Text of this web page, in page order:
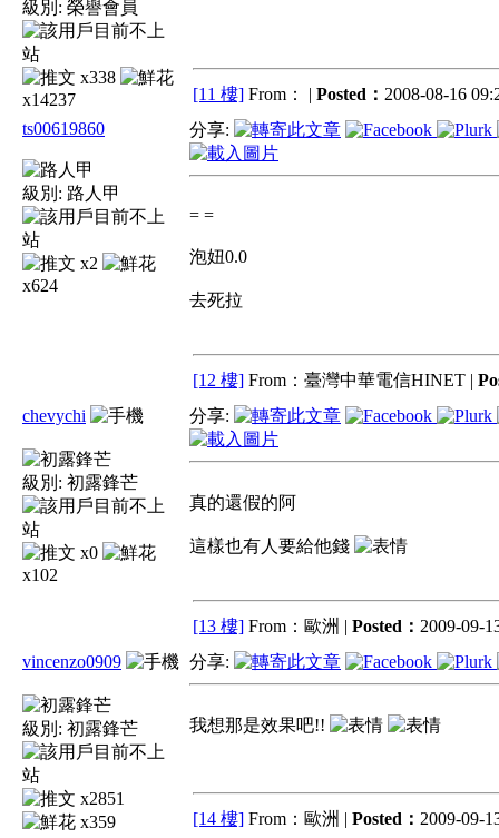
級別: 榮譽會員
x338
x14237
[11 樓] From： | Posted： 2008-08-16
ts00619860
級別: 路人甲
x2
x624
分享:
= =
泡妞0.0
去死拉
[12 樓] From：臺灣中華電信HINET |
chevychi
級別: 初露鋒芒
x0
x102
分享:
真的還假的阿
這樣也有人要給他錢
[13 樓] From：歐洲 | Posted： 2009-09-
vincenzo0909
級別: 初露鋒芒
x2851
x359
分享:
我想那是效果吧!!
[14 樓] From：歐洲 | Posted： 2009-09-